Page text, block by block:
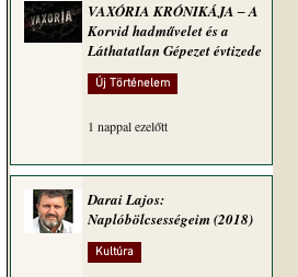
VAXÓRIA KRÓNIKÁJA ‒ A
Korvid hadművelet és a
Láthatatlan Gépezet évtizede
Új Történelem
1 nappal ezelőtt
Darai Lajos:
Naplóbölcsességeim (2018)
Kultúra